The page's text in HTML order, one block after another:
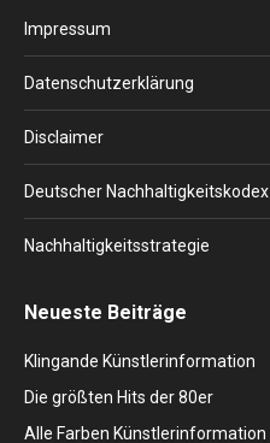
new
window
new
window
new
window
new
window
new
window
Impressum
Datenschutzerklärung
Disclaimer
Deutscher Nachhaltigkeitskodex
Nachhaltigkeitsstrategie
Neueste Beiträge
Klingande Künstlerinformation
Die größten Hits der 80er
Alle Farben Künstlerinformation